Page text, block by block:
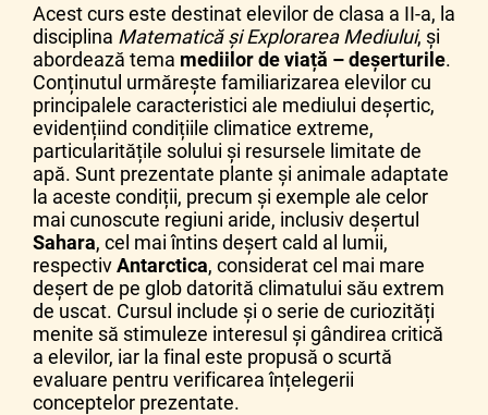
Acest curs este destinat elevilor de clasa a II-a, la
disciplina Matematică și Explorarea Mediului, și
abordează tema mediilor de viață – deșerturile.
Conținutul urmărește familiarizarea elevilor cu
principalele caracteristici ale mediului deșertic,
evidențiind condițiile climatice extreme,
particularitățile solului și resursele limitate de
apă. Sunt prezentate plante și animale adaptate
la aceste condiții, precum și exemple ale celor
mai cunoscute regiuni aride, inclusiv deșertul
Sahara, cel mai întins deșert cald al lumii,
respectivAntarctica, considerat cel mai mare
deșert de pe glob datorită climatului său extrem
de uscat. Cursul include și o serie de curiozități
menite să stimuleze interesul și gândirea critică
a elevilor, iar la final este propusă o scurtă
evaluare pentru verificarea înțelegerii
conceptelor prezentate.